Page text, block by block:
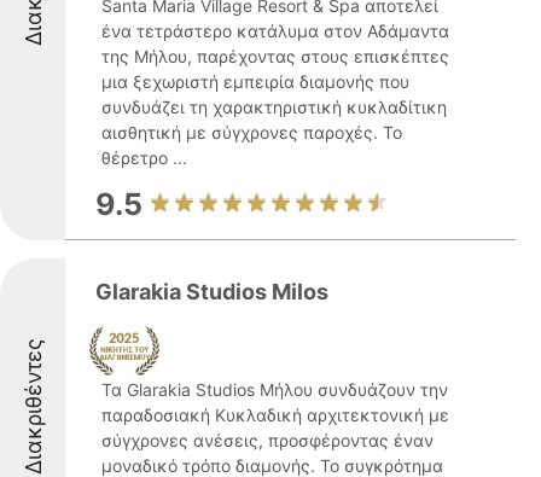
Santa Maria Village Resort & Spa αποτελεί
ένα τετράστερο κατάλυμα στον Αδάμαντα
της Μήλου, παρέχοντας στους επισκέπτες
μια ξεχωριστή εμπειρία διαμονής που
συνδυάζει τη χαρακτηριστική κυκλαδίτικη
αισθητική με σύγχρονες παροχές. Το
θέρετρο ...
9.5
Διακριθέντες
Glarakia Studios Milos
Τα Glarakia Studios Μήλου συνδυάζουν την
παραδοσιακή Κυκλαδική αρχιτεκτονική με
σύγχρονες ανέσεις, προσφέροντας έναν
μοναδικό τρόπο διαμονής. Το συγκρότημα